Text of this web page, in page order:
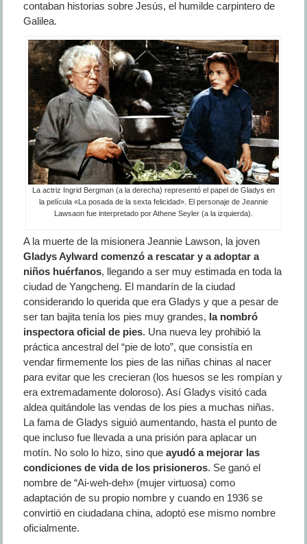
contaban historias sobre Jesús, el humilde carpintero de
Galilea.
La actriz Ingrid Bergman (a la derecha) representó el papel de Gladys en
la película «La posada de la sexta felicidad». El personaje de Jeannie
Lawsaon fue interpretado por Athene Seyler (a la izquierda).
A la muerte de la misionera Jeannie Lawson, la joven
Gladys Aylward comenzó a rescatar y a adoptar a
niños huérfanos, llegando a ser muy estimada en toda la
ciudad de Yangcheng. El mandarín de la ciudad
considerando lo querida que era Gladys y que a pesar de
ser tan bajita tenía los pies muy grandes, la nombró
inspectora oficial de pies. Una nueva ley prohibió la
práctica ancestral del “pie de loto”, que consistía en
vendar firmemente los pies de las niñas chinas al nacer
para evitar que les crecieran (los huesos se les rompían y
era extremadamente doloroso). Así Gladys visitó cada
aldea quitándole las vendas de los pies a muchas niñas.
La fama de Gladys siguió aumentando, hasta el punto de
que incluso fue llevada a una prisión para aplacar un
motín. No solo lo hizo, sino que ayudó a mejorar las
condiciones de vida de los prisioneros. Se ganó el
nombre de “Ai-weh-deh» (mujer virtuosa) como
adaptación de su propio nombre y cuando en 1936 se
convirtió en ciudadana china, adoptó ese mismo nombre
oficialmente.